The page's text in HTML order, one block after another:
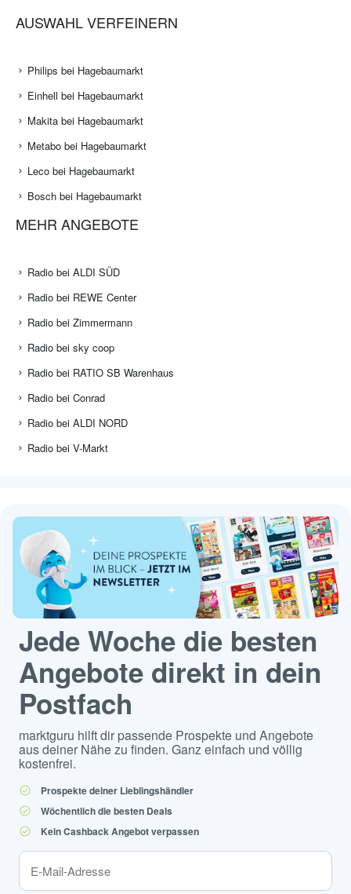
AUSWAHL VERFEINERN
Philips bei Hagebaumarkt
Einhell bei Hagebaumarkt
Makita bei Hagebaumarkt
Metabo bei Hagebaumarkt
Leco bei Hagebaumarkt
Bosch bei Hagebaumarkt
MEHR ANGEBOTE
Radio bei ALDI SÜD
Radio bei REWE Center
Radio bei Zimmermann
Radio bei sky coop
Radio bei RATIO SB Warenhaus
Radio bei Conrad
Radio bei ALDI NORD
Radio bei V-Markt
Jede Woche die besten
Angebote direkt in dein
Postfach
marktguru hilft dir passende Prospekte und Angebote
aus deiner Nähe zu finden. Ganz einfach und völlig
kostenfrei.
Prospekte deiner Lieblingshändler
Wöchentlich die besten Deals
Kein Cashback Angebot verpassen